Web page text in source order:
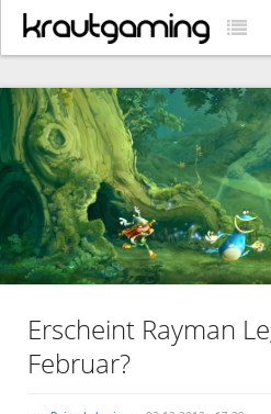
Erscheint Rayman
Februar?